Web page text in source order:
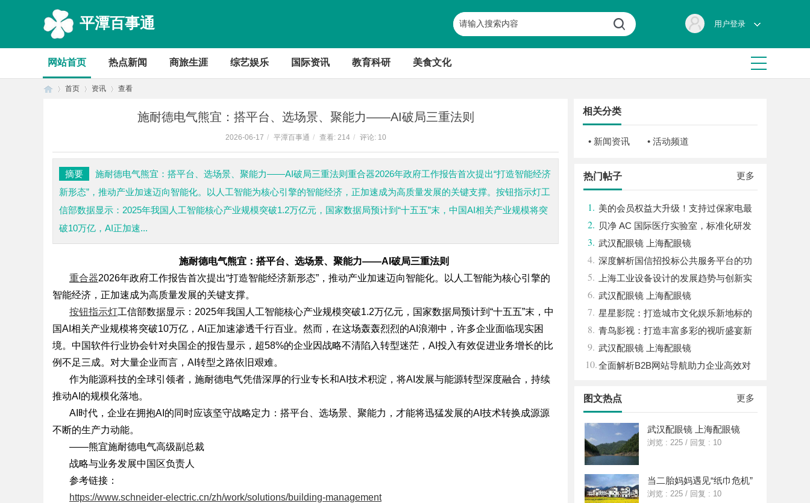
平潭百事通 用户登录
网站首页 热点新闻 商旅生涯 综艺娱乐 国际资讯 教育科研 美食文化
首页 资讯 查看
施耐德电气熊宜：搭平台、选场景、聚能力——AI破局三重法则
2026-06-17 / 平潭百事通 / 查看: 214 / 评论: 10
摘要
施耐德电气熊宜：搭平台、选场景、聚能力——AI破局三重法则重合器2026年政府工作报告首次提出“打造智能经济
新形态”，推动产业加速迈向智能化。以人工智能为核心引擎的智能经济，正加速成为高质量发展的关键支撑。按钮指示灯工
信部数据显示：2025年我国人工智能核心产业规模突破1.2万亿元，国家数据局预计到“十五五”末，中国AI相关产业规模将突
破10万亿，AI正加速...
施耐德电气熊宜：搭平台、选场景、聚能力——AI破局三重法则
重合器2026年政府工作报告首次提出“打造智能经济新形态”，推动产业加速迈向智能化。以人工智能为核心引擎的
智能经济，正加速成为高质量发展的关键支撑。
按钮指示灯工信部数据显示： 2025年我国人工智能核心产业规模突破1.2万亿元，国家数据局预计到“十五五”末，中
国AI相关产业规模将突破10万亿，AI正加速渗透千行百业。然而，在这场轰轰烈烈的AI浪潮中，许多企业面临现实困
境。中国软件行业协会针对央国企的报告显示，超58%的企业因战略不清陷入转型迷茫，AI投入有效促进业务增长的比
例不足三成。对大量企业而言，AI转型之路依旧艰难。
作为能源科技的全球引领者，施耐德电气凭借深厚的行业专长和AI技术积淀，将AI发展与能源转型深度融合，持续
推动AI的规模化落地。
AI时代，企业在拥抱AI的同时应该坚守战略定力：搭平台、选场景、聚能力，才能将迅猛发展的AI技术转换成源源
不断的生产力动能。
——熊宜施耐德电气高级副总裁
战略与业务发展中国区负责人
参考链接：
https://www.schneider-electric.cn/zh/work/solutions/building-management
相关分类
• 新闻资讯 • 活动频道
更多
热门帖子
1. 美的会员权益大升级！支持过保家电最
高3000元免费维修
2. 贝净 AC 国际医疗实验室，标准化研发
体系全解析
3. 武汉配眼镜 上海配眼镜
4. 深度解析国信招投标公共服务平台的功
能与优势
5.
上海工业设备设计的发展趋势与创新实
践探索
6. 武汉配眼镜 上海配眼镜
7. 星星影院：打造城市文化娱乐新地标的
璀璨明珠
8. 青鸟影视：打造丰富多彩的视听盛宴新
平台
9. 武汉配眼镜 上海配眼镜
10.全面解析B2B网站导航助力企业高效对
更多
图文热点
武汉配眼镜 上海配眼镜
浏览 : 225 / 回复 : 10
当二胎妈妈遇见“纸巾危机”
浏览 : 225 / 回复 : 10